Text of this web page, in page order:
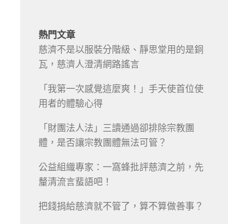
熱門文章
慈濟不是以服裝分階級、靜思堂用的是銅
瓦，慈濟人澄清網路謠言
「我第一次感覺這麼爽！」手天使首位使
用者的體驗心得
「財團法人法」三讀通過卻排除宗教團
體，是否讓宗教團體無法可管？
公益組織專家：一窩蜂批評慈濟之前，先
釐清流言蜚語吧！
把錢捐給慈濟就不管了，算不算做善事？